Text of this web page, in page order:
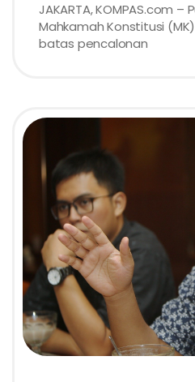
JAKARTA, KOMPAS.com
Mahkamah Konstitusi
batas pencalonan